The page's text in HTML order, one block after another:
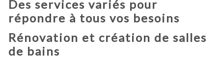
Des services variés pour
répondre à tous vos besoins
Rénovation et création de salles
de bains